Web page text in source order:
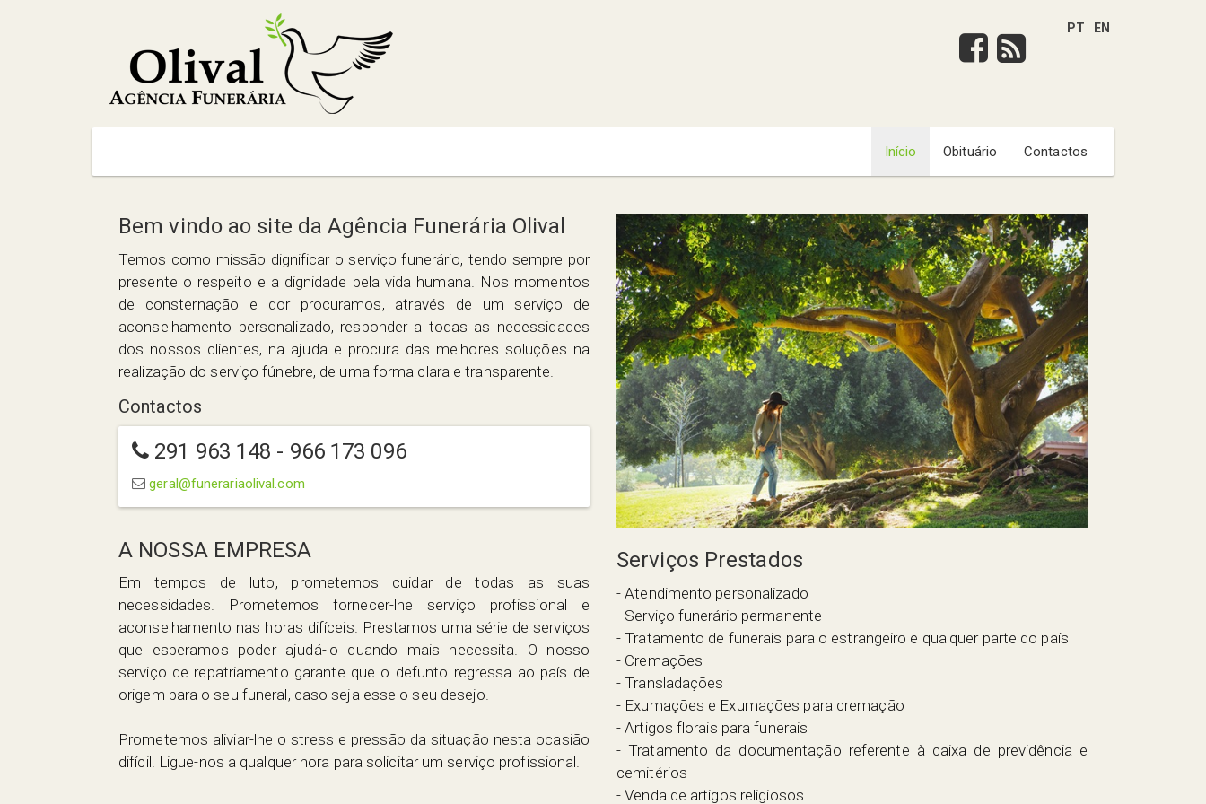
PT EN
Início Obituário Contactos
Bem vindo ao site da Agência Funerária Olival
Temos como missão dignificar o serviço funerário, tendo sempre por
presente o respeito e a dignidade pela vida humana. Nos momentos
de consternação e dor procuramos, através de um serviço de
aconselhamento personalizado, responder a todas as necessidades
dos nossos clientes, na ajuda e procura das melhores soluções na
realização do serviço fúnebre, de uma forma clara e transparente.
Contactos
291 963 148 - 966 173 096
geral@funerariaolival.com
A NOSSA EMPRESA
Em tempos de luto, prometemos cuidar de todas as suas
necessidades. Prometemos fornecer-lhe serviço profissional e
aconselhamento nas horas difíceis. Prestamos uma série de serviços
que esperamos poder ajudá-lo quando mais necessita. O nosso
serviço de repatriamento garante que o defunto regressa ao país de
origem para o seu funeral, caso seja esse o seu desejo.
Prometemos aliviar-lhe o stress e pressão da situação nesta ocasião
difícil. Ligue-nos a qualquer hora para solicitar um serviço profissional.
Serviços Prestados
- Atendimento personalizado
- Serviço funerário permanente
- Tratamento de funerais para o estrangeiro e qualquer parte do país
- Cremações
- Transladações
- Exumações e Exumações para cremação
- Artigos florais para funerais
- Tratamento da documentação referente à caixa de previdência e
cemitérios
- Venda de artigos religiosos